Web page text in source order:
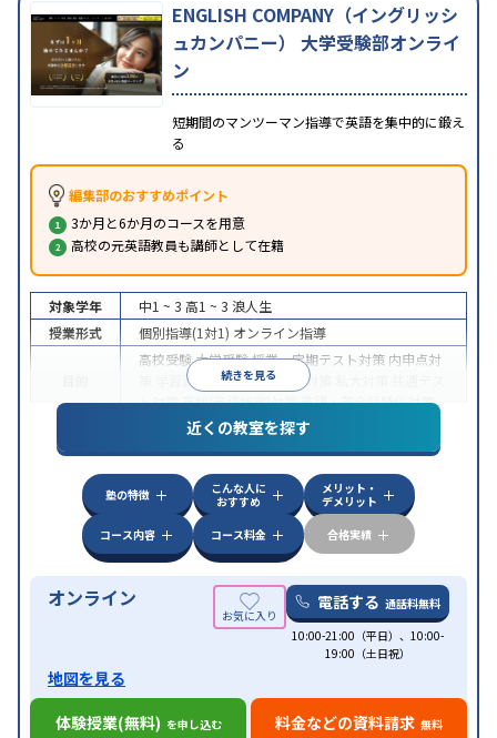
ENGLISH COMPANY（イングリッシ
ュカンパニー） 大学受験部オンライ
ン
短期間のマンツーマン指導で英語を集中的に鍛え
る
編集部のおすすめポイント
3か月と6か月のコースを用意
高校の元英語教員も講師として在籍
続きを見る
対象学年 中1 ~ 3 高1 ~ 3 浪人生
授業形式
個別指導(1対1) オンライン指導
高校受験大学受験授業・定期テスト対策 内申点対
学習習慣の定着国公立大対策
ト対策英検(英語検定)対策英語・英会話特化対策
特徴
中高一貫校生に対応授業の振替可能
学習にPC・タブレットを利用オンライン対応1
科目から受講可能
近くの教室を探す
塾の特徴
こんな人に
おすすめ
メリット・
デメリット
コース内容
コース料金 合格実績
オンライン 電話する 通話料無料
10:00-21:00（平日）、10:00-
19:00（土日祝）
地図を見る
体験授業(無料) を申し込む 料金などの資料請求 無料